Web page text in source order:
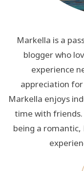
Markella is a
blogger who
experience
appreciation
Markella enjoys
time with friends.
being a